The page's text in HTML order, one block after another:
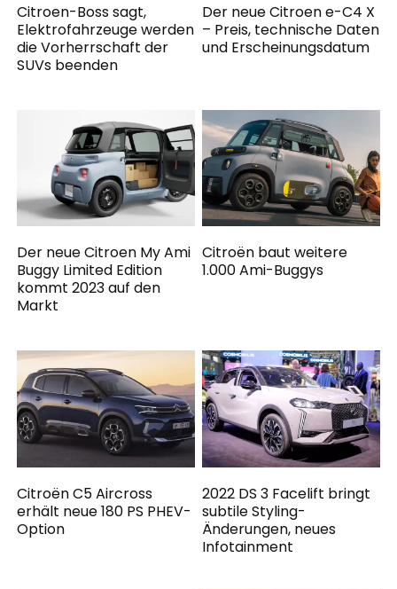
Citroen-Boss sagt,
Elektrofahrzeuge werden
die Vorherrschaft der
SUVs beenden
Der neue Citroen e-C4 X
– Preis, technische Daten
und Erscheinungsdatum
Der neue Citroen My Ami
Buggy Limited Edition
kommt 2023 auf den
Markt
Citroën baut weitere
1.000 Ami-Buggys
Citroën C5 Aircross
erhält neue 180 PS PHEV-
Option
2022 DS 3 Facelift bringt
subtile Styling-
Änderungen, neues
Infotainment